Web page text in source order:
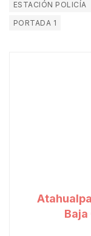
ESTACIÓN POLICÍA
PORTADA 1